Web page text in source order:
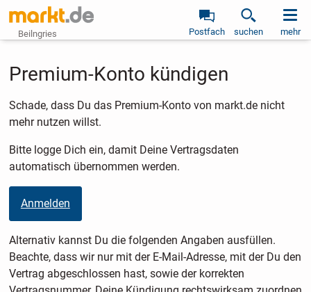
Beilngries Postfach suchen mehr
Premium-Konto kündigen
Schade, dass Du das Premium-Konto von markt.de nicht
mehr nutzen willst.
Bitte logge Dich ein, damit Deine Vertragsdaten
automatisch übernommen werden.
Anmelden
Alternativ kannst Du die folgenden Angaben ausfüllen.
Beachte, dass wir nur mit der E-Mail-Adresse, mit der Du den
Vertrag abgeschlossen hast, sowie der korrekten